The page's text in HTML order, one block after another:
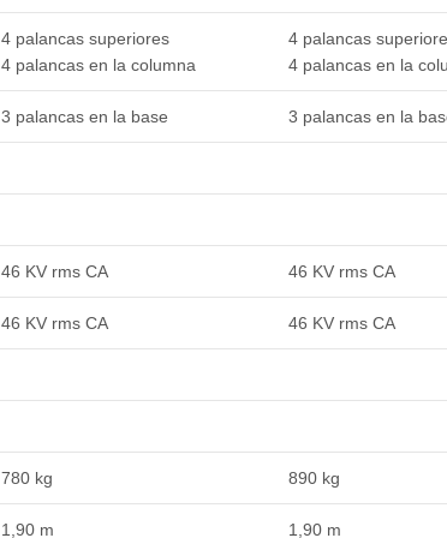
4 palancas superiores
4 palancas en la columna
4 palancas
4 palancas en la
3 palancas en la base 3 palancas en la
46 KV rms CA 46 KV rms CA
46 KV rms CA 46 KV rms CA
780 kg 890 kg
1,90 m 1,90 m